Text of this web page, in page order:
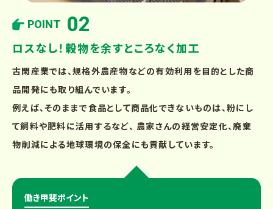
POINT 02
ロスなし！穀物を余すところなく加工
古閑産業では、規格外農産物などの有効利用を目的とした商
品開発にも取り組んでいます。
例えば、そのままで食品として商品化できないものは、粉にし
て飼料や肥料に活用するなど、 農家さんの経営安定化、廃棄
物削減による地球環境の保全にも貢献しています。
働き甲斐ポイント